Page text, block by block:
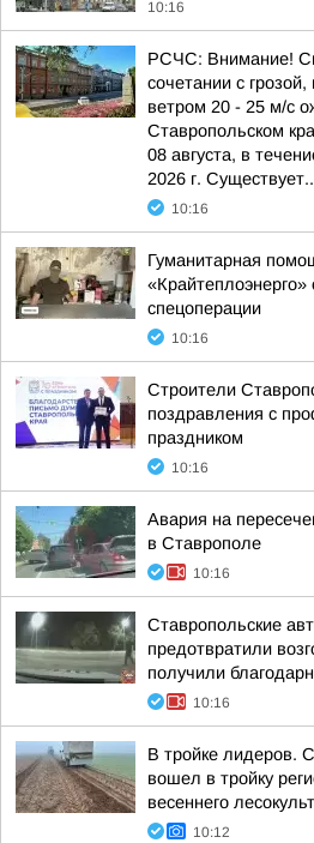
10:16
РСЧС: Внимание!
сочетании с
ветром 20 - 25 м/с
Ставропольском
08 августа, в
2026 г.
10:16
Гуманитарная
«Крайтеплоэнерго»
спецоперации
10:16
Строители
поздравления с
праздником
10:16
Авария на
в Ставрополе
10:16
Ставропольские
предотвратили
получили
10:16
В тройке лидеров.
вошел в тройку
весеннего
10:12